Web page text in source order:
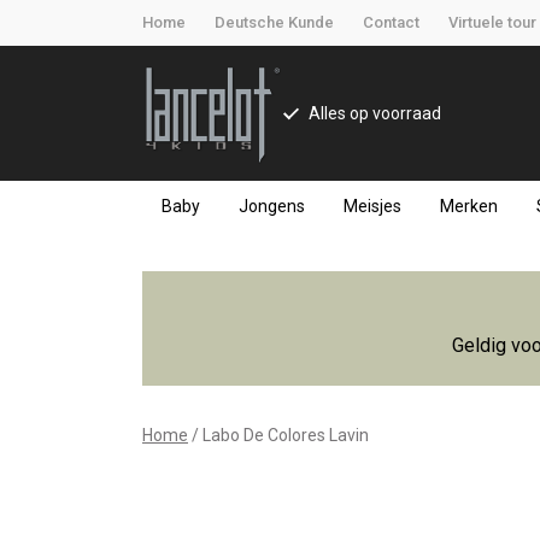
Home Deutsche Kunde Contact Virtuele tour
Alles op voorraad
Baby Jongens Meisjes Merken
Colores
Geldig
Home Labo De Colores Lavin